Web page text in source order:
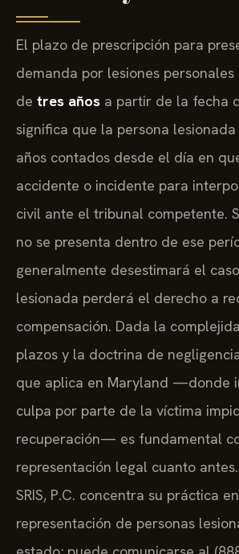
El plazo de prescripción para
demanda por lesiones personales
de tres años
a partir de la fecha
significa que la persona lesionada
años contados desde el día en
accidente o incidente para
civil ante el tribunal competente.
no se presenta dentro de ese
generalmente desestimará el
lesionada perderá el derecho a
compensación. Dada la
plazos y la doctrina de
que aplica en Maryland —donde
culpa por parte de la víctima
recuperación— es fundamental
representación legal cuanto
SRIS, P.C. concentra su práctica en
representación de personas
estado; puede comunicarse al